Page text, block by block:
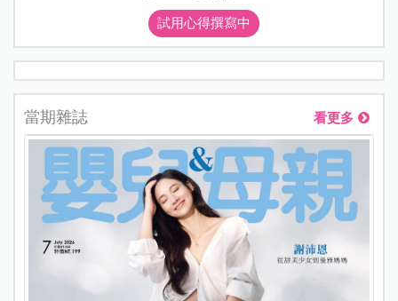
試用心得撰寫中
當期雜誌 看更多